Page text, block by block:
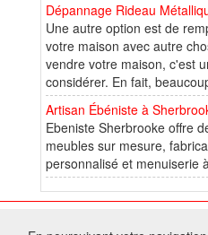
Dépannage Rideau
Une autre option est de
votre maison avec autre
vendre votre maison, c'est
considérer. En fait,
Artisan Ébéniste à
Ebeniste Sherbrooke offre
meubles sur mesure,
personnalisé et menuiserie